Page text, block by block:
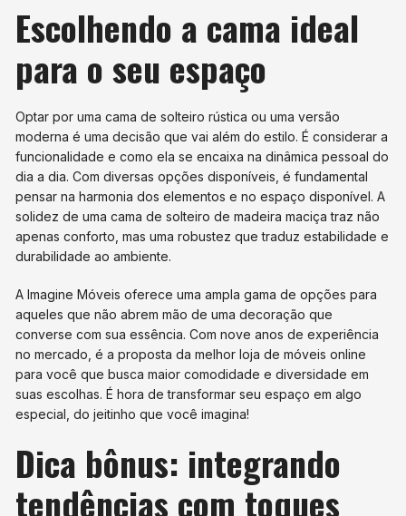
Escolhendo a cama ideal
para o seu espaço
Optar por uma cama de solteiro rústica ou uma versão
moderna é uma decisão que vai além do estilo. É considerar a
funcionalidade e como ela se encaixa na dinâmica pessoal do
dia a dia. Com diversas opções disponíveis, é fundamental
pensar na harmonia dos elementos e no espaço disponível. A
solidez de uma cama de solteiro de madeira maciça traz não
apenas conforto, mas uma robustez que traduz estabilidade e
durabilidade ao ambiente.
A Imagine Móveis oferece uma ampla gama de opções para
aqueles que não abrem mão de uma decoração que
converse com sua essência. Com nove anos de experiência
no mercado, é a proposta da melhor loja de móveis online
para você que busca maior comodidade e diversidade em
suas escolhas. É hora de transformar seu espaço em algo
especial, do jeitinho que você imagina!
Dica bônus: integrando
tendências com toques